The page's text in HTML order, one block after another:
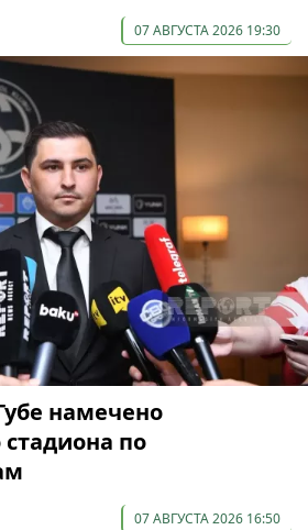
07 АВГУСТА 2026 19:30
намечено
стадиона по
07 АВГУСТА 2026 16:50